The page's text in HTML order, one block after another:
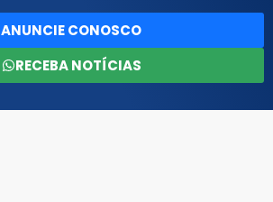
ANUNCIE CONOSCO
RECEBA NOTÍCIAS